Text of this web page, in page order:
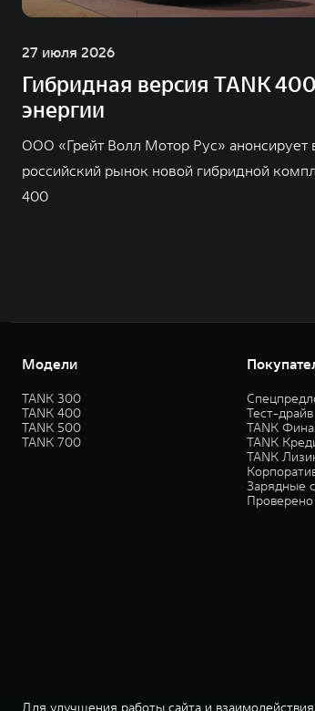
27 июля 2026
Гибридная версия TANK
энергии
ООО «Грейт Волл Мотор Рус» анонсирует
российский рынок новой гибридной
400
Модели
TANK 300
TANK 400
TANK 500
TANK 700
Тест-драйв
TANK
TANK
TANK
Зарядные
Проверено
Для улучшения работы сайта и